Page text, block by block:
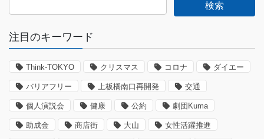
注目のキーワード
Think-TOKYO クリスマス コロナ ダイエー
バリアフリー 上板橋南口再開発 交通
個人演説会 健康 公約 劇団Kuma
助成金 商店街 大山 女性活躍推進